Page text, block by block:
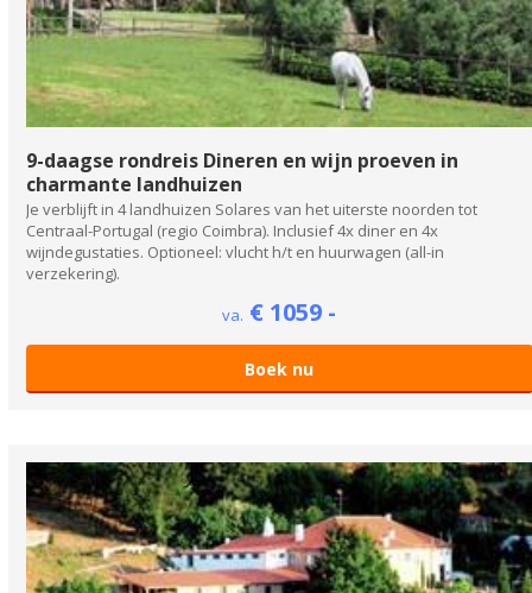
9-daagse rondreis Dineren en wijn proeven in
charmante landhuizen
Je verblijft in 4 landhuizen Solares van het uiterste noorden tot
Centraal-Portugal (regio Coimbra). Inclusief 4x diner en 4x
wijndegustaties. Optioneel: vlucht h/t en huurwagen (all-in
verzekering).
va. € 1059 -
Boek nu